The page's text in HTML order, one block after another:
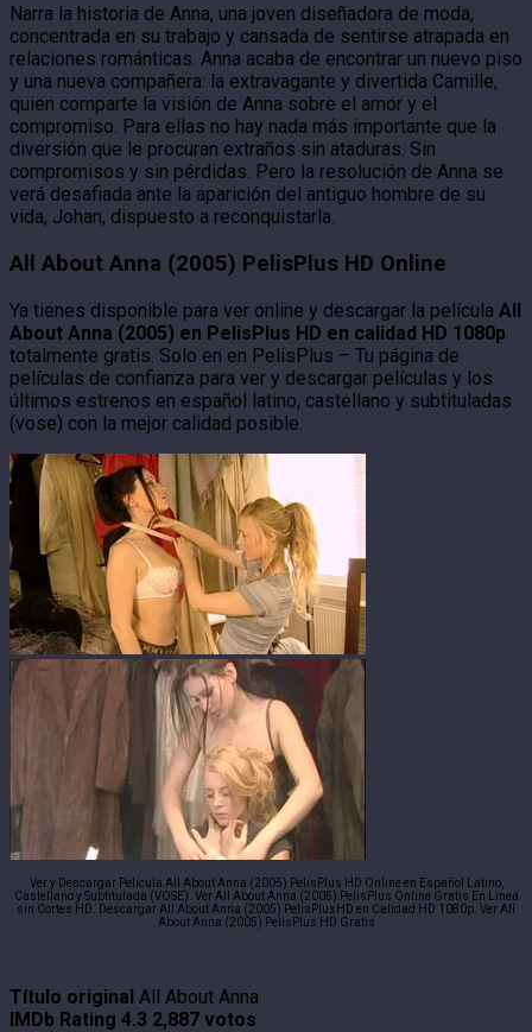
Narra la historia de Anna, una joven diseñadora de moda,
concentrada en su trabajo y cansada de sentirse atrapada en
relaciones románticas. Anna acaba de encontrar un nuevo piso
y una nueva compañera: la extravagante y divertida Camille,
quien comparte la visión de Anna sobre el amor y el
compromiso. Para ellas no hay nada más importante que la
diversión que le procuran extraños sin ataduras. Sin
compromisos y sin pérdidas. Pero la resolución de Anna se
verá desafiada ante la aparición del antiguo hombre de su
vida, Johan, dispuesto a reconquistarla.
All About Anna (2005) PelisPlus HD Online
Ya tienes disponible para ver online y descargar la película All
About Anna (2005) en PelisPlus HD en calidad HD 1080p
totalmente gratis. Solo en en PelisPlus – Tu página de
películas de confianza para ver y descargar películas y los
últimos estrenos en español latino, castellano y subtituladas
(vose) con la mejor calidad posible.
Ver y Descargar Pelicula All About Anna (2005) PelisPlus HD Online en Español Latino,
Castellano y Subtitulada (VOSE). Ver All About Anna (2005) PelisPlus Online Gratis En Linea
sin Cortes HD. Descargar All About Anna (2005) PelisPlusHD en Calidad HD 1080p. Ver All
About Anna (2005) PelisPlus HD Gratis
Título original All About Anna
IMDb Rating 4.3 2,887 votos